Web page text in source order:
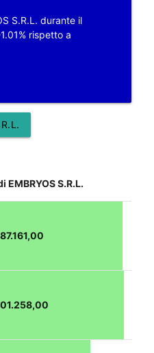
S.R.L. durante il
rispetto a
S.R.L.